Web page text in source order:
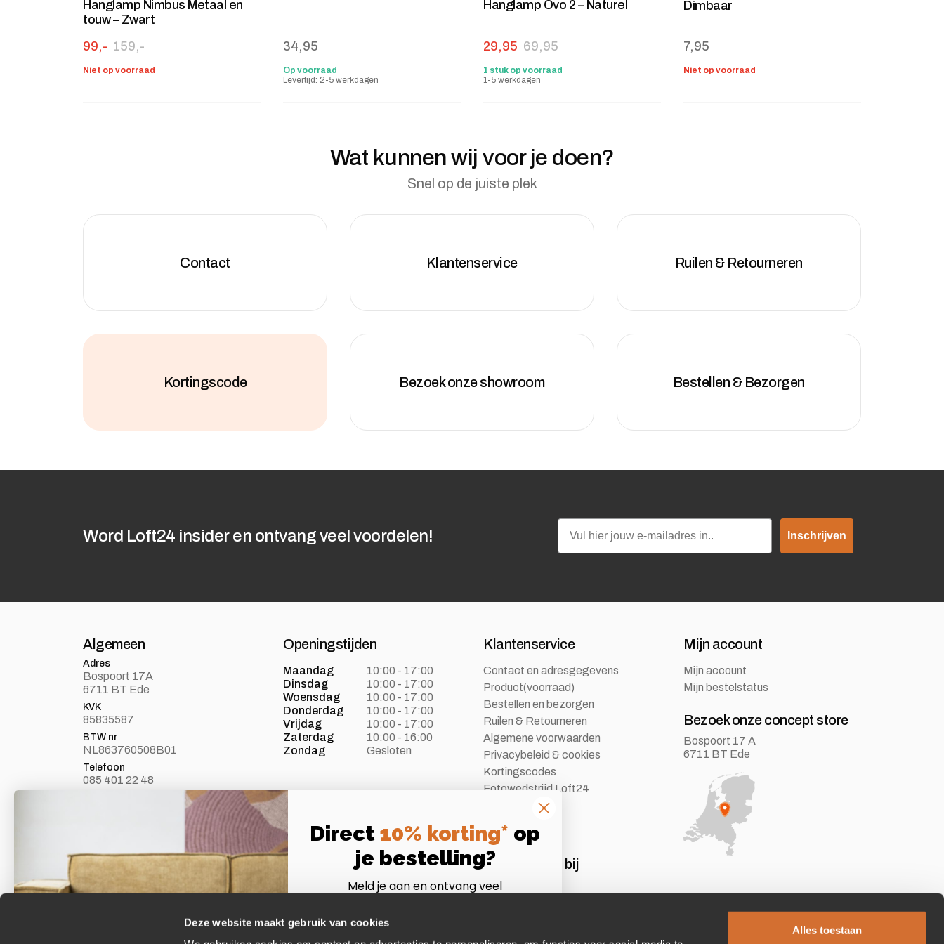
Deze website maakt gebruik van cookies
Alles toestaan
Hanglamp Nimbus Metaal en
touw – Zwart
159,-
Oorspronkelijke prijs was: 159,-.
99,-
Huidige prijs is: 99,-.
Niet op voorraad
34,95
Op voorraad
Levertijd: 2-5 werkdagen
Hanglamp Ovo 2 – Naturel
69,95
Oorspronkelijke prijs was: 69,95.
29,95
Huidige prijs is: 29,95.
1 stuk op voorraad
1-5 werkdagen
Dimbaar
7,95
Niet op voorraad
Wat kunnen wij voor je doen?
Snel op de juiste plek
Contact Klantenservice Ruilen & Retourneren
Kortingscode Bezoek onze showroom Bestellen & Bezorgen
Word Loft24 insider en ontvang veel voordelen!
Email
Inschrijven
Algemeen
Adres
Bospoort 17A
6711 BT Ede
KVK
85835587
BTW nr
NL863760508B01
Telefoon
085 401 22 48
Openingstijden
Maandag
10:00 - 17:00
Dinsdag
10:00 - 17:00
Woensdag
10:00 - 17:00
Donderdag
10:00 - 17:00
Vrijdag
10:00 - 17:00
Zaterdag
10:00 - 16:00
Zondag
Gesloten
Klantenservice
Contact en adresgegevens
Product(voorraad)
Bestellen en bezorgen
Ruilen & Retourneren
Algemene voorwaarden
Privacybeleid & cookies
Kortingscodes
Fotowedstrijd Loft24
Mijn account
Mijn account
Mijn bestelstatus
Bezoek onze concept store
Bospoort 17 A
6711 BT Ede
Laat je inspireren
Facebook
Instagram
Aangesloten bij
Direct 10% korting* op
je bestelling?
Meld je aan en ontvang veel
*Let op:niet te combineren met andere acties of